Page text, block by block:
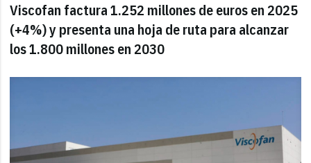
Viscofan factura 1.252 millones de euros en 2025
(+4%) y presenta una hoja de ruta para alcanzar
los 1.800 millones en 2030